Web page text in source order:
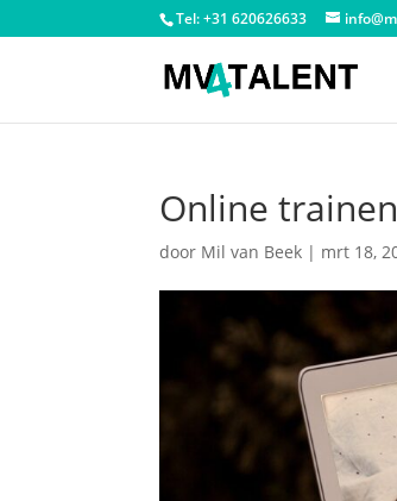
Tel: +31 620626633
Online
door Mil van Beek | mrt 18,